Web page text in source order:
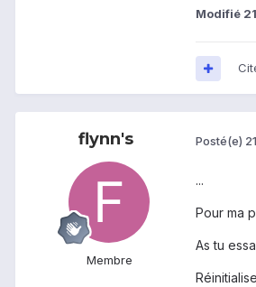
Modifié
flynn's
Membre
Posté(e)
...
Pour ma
As tu